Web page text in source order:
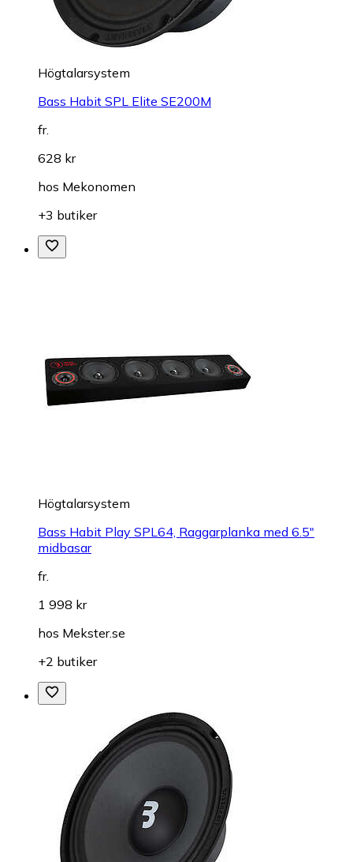
Högtalarsystem
Bass Habit SPL Elite SE200M
fr.
628 kr
hos Mekonomen
+3 butiker
Högtalarsystem
Bass Habit Play SPL64, Raggarplanka med 6.5"
midbasar
fr.
1 998 kr
hos Mekster.se
+2 butiker